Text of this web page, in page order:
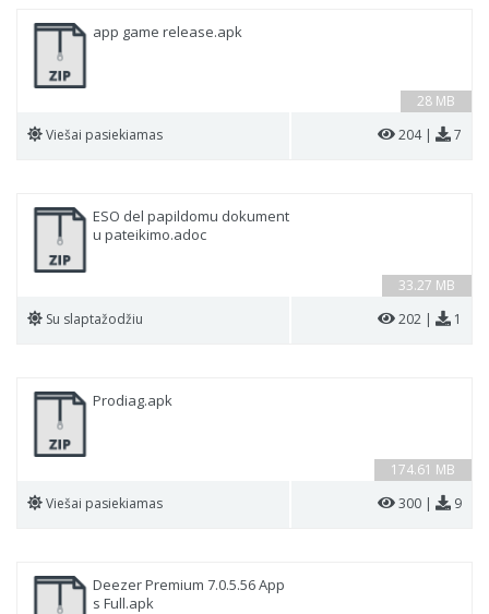
28 MB
app game release.apk
Viešai pasiekiamas 204 | 7
33.27 MB
ESO del papildomu dokument
u pateikimo.adoc
Su slaptažodžiu 202 | 1
174.61 MB
Prodiag.apk
Viešai pasiekiamas 300 | 9
Deezer Premium 7.0.5.56 App
s Full.apk